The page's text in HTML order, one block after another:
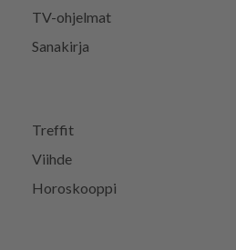
Treffit
Viihde
Horoskooppi
TV-ohjelmat
Sanakirja